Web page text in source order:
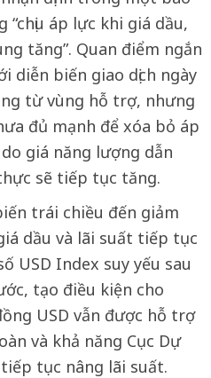
“chịu áp lực khi giá dầu,
tăng”. Quan điểm ngắn
diễn biến giao dịch ngày
từ vùng hỗ trợ, nhưng
đủ mạnh để xóa bỏ áp
giá năng lượng dẫn
sẽ tiếp tục tăng.
trái chiều đến giảm
dầu và lãi suất tiếp tục
USD Index suy yếu sau
tạo điều kiện cho
USD vẫn được hỗ trợ
và khả năng Cục Dự
tục nâng lãi suất.